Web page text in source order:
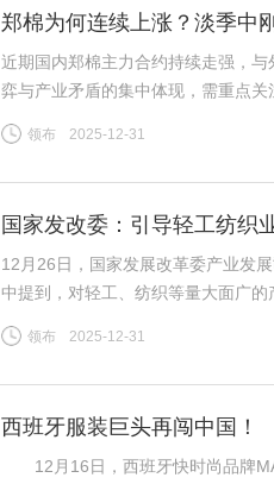
郑棉为何连续上涨？淡季中
近期国内郑棉主力合约持续走强，
弈与产业矛盾的集中体现，需重点
格上涨提供助力。新疆棉花种植面
领布 2025-12-31
国家发改委：引导轻工纺织
12月26日，国家发展改革委产业发
中提到，对轻工、纺织等量大面广
吸纳就业等方面发挥着重要作用。“
领布 2025-12-31
西班牙服装巨头再闯中国！
12月16日，西班牙快时尚品牌